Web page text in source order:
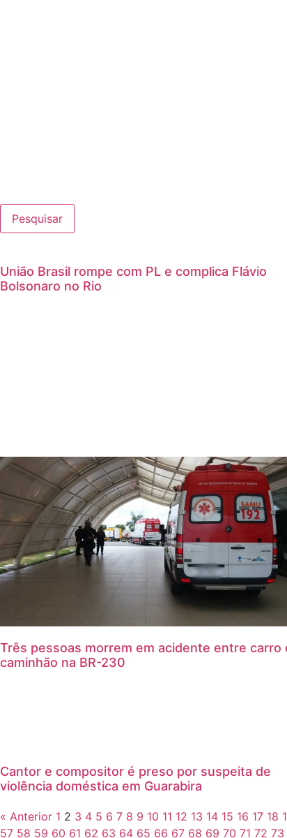
Pesquisar
União Brasil rompe com PL e complica Flávio
Bolsonaro no Rio
Três pessoas morrem em acidente entre carro
caminhão na BR-230
Cantor e compositor é preso por suspeita de
violência doméstica em Guarabira
« Anterior 1 2 3 4 5 6 7 8 9 10 11 12 13 14 15 16 17 18
57 58 59 60 61 62 63 64 65 66 67 68 69 70 71 72 73